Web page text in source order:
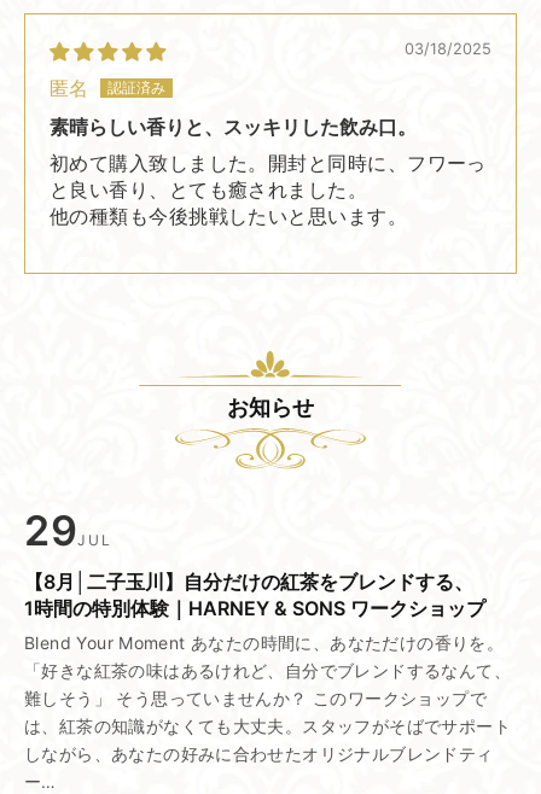
03/18/2025
匿名
素晴らしい香りと、スッキリした飲み口。
初めて購入致しました。開封と同時に、フワーっ
と良い香り、とても癒されました。
他の種類も今後挑戦したいと思います。
お知らせ
29JUL
【8月│二子玉川】​自分だけの​紅茶を​ブレンドする、​
1時間の​特別体験｜HARNEY & SONS ワークショップ
Blend Your Moment あなたの時間に、あなただけの香りを。
「好きな紅茶の味はあるけれど、自分でブレンドするなんて、
難しそう」 そう思っていませんか？ このワークショップで
は、紅茶の知識がなくても大丈夫。スタッフがそばでサポート
しながら、あなたの好みに合わせたオリジナルブレンドティ
ー…